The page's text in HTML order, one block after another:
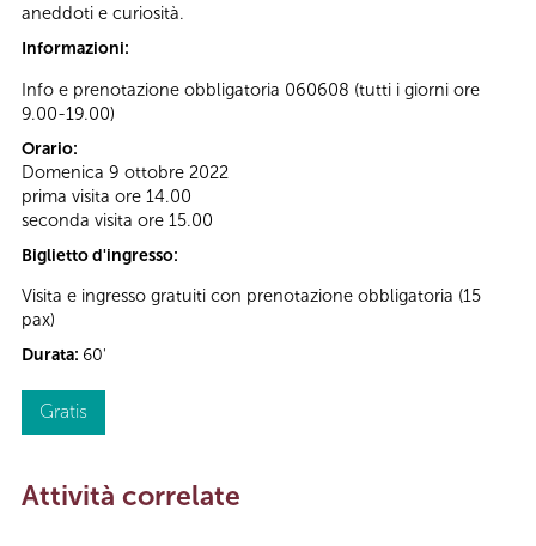
aneddoti e curiosità.
Informazioni:
Info e prenotazione obbligatoria 060608 (tutti i giorni ore
9.00-19.00)
Orario:
Domenica 9 ottobre 2022
prima visita ore 14.00
seconda visita ore 15.00
Biglietto d'ingresso:
Visita e ingresso gratuiti con prenotazione obbligatoria (15
pax)
Durata: 60'
Gratis
Attività correlate